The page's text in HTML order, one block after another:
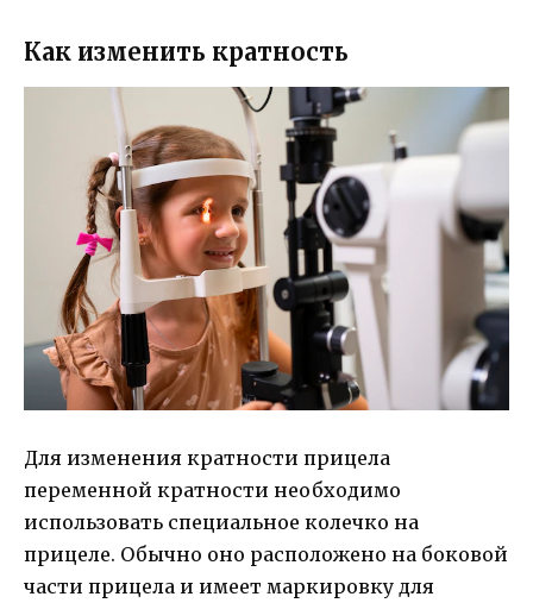
Как изменить кратность
Для изменения кратности прицела
переменной кратности необходимо
использовать специальное колечко на
прицеле. Обычно оно расположено на боковой
части прицела и имеет маркировку для